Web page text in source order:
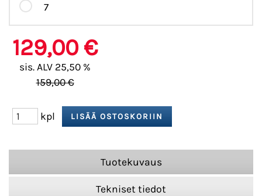
7
129,00 €
sis. ALV 25,50 %
159,00 €
kpl
Tuotekuvaus
Tekniset tiedot